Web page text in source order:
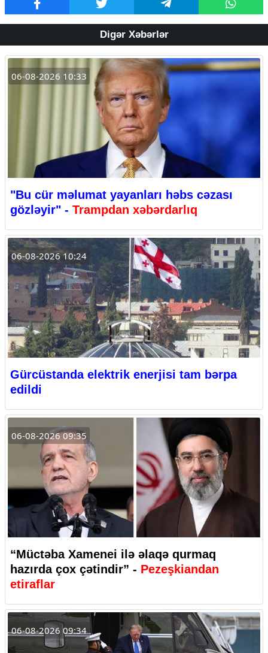
Digər Xəbərlər
06-08-2026 10:33
"Bu cür məlumat yayanları həbs cəzası
gözləyir" - Trampdan xəbərdarlıq
06-08-2026 10:24
Gürcüstanda elektrik enerjisi tam bərpa
edildi
06-08-2026 09:35
“Müctəba Xamenei ilə əlaqə qurmaq
hazırda çox çətindir” - Pezeşkiandan
etiraflar
06-08-2026 09:34